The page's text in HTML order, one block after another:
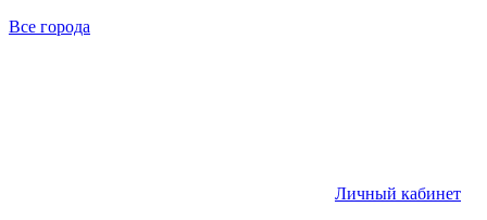
Все города
Личный кабинет